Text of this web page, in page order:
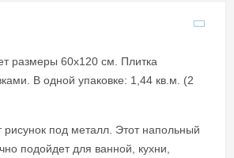
размеры 60x120 см. Плитка
В одной упаковке: 1,44 кв.м. (2
рисунок под металл. Этот напольный
подойдет для ванной, кухни,